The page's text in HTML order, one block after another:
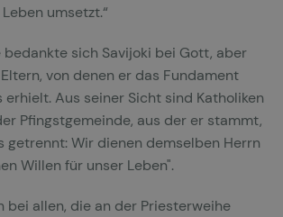
umsetzt.“
bedankte sich Savijoki bei Gott, aber
von denen er das Fundament
erhielt. Aus seiner Sicht sind Katholiken
Pfingstgemeinde, aus der er stammt,
getrennt: Wir dienen demselben Herrn
Willen für unser Leben".
bei allen, die an der Priesterweihe